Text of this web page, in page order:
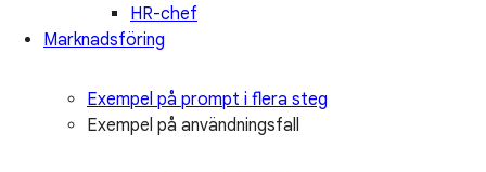
HR-chef
Marknadsföring
Exempel på prompt i flera steg
Exempel på användningsfall